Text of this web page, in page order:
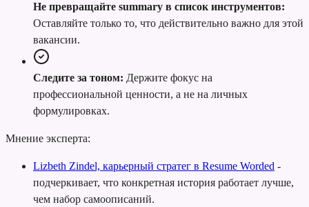
Не превращайте summary в список инструментов:
Оставляйте только то, что действительно важно для этой
вакансии.
Следите за тоном: Держите фокус на
профессиональной ценности, а не на личных
формулировках.
Мнение эксперта:
Lizbeth Zindel, карьерный стратег в Resume Worded -
подчеркивает, что конкретная история работает лучше,
чем набор самоописаний.